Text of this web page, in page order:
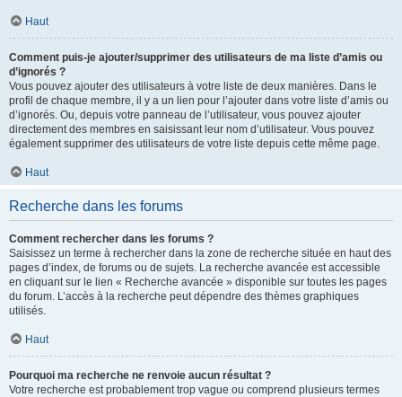
Haut
Comment puis-je ajouter/supprimer des utilisateurs de ma liste d’amis ou
d’ignorés ?
Vous pouvez ajouter des utilisateurs à votre liste de deux manières. Dans le
profil de chaque membre, il y a un lien pour l’ajouter dans votre liste d’amis ou
d’ignorés. Ou, depuis votre panneau de l’utilisateur, vous pouvez ajouter
directement des membres en saisissant leur nom d’utilisateur. Vous pouvez
également supprimer des utilisateurs de votre liste depuis cette même page.
Haut
Recherche dans les forums
Comment rechercher dans les forums ?
Saisissez un terme à rechercher dans la zone de recherche située en haut des
pages d’index, de forums ou de sujets. La recherche avancée est accessible
en cliquant sur le lien « Recherche avancée » disponible sur toutes les pages
du forum. L’accès à la recherche peut dépendre des thèmes graphiques
utilisés.
Haut
Pourquoi ma recherche ne renvoie aucun résultat ?
Votre recherche est probablement trop vague ou comprend plusieurs termes